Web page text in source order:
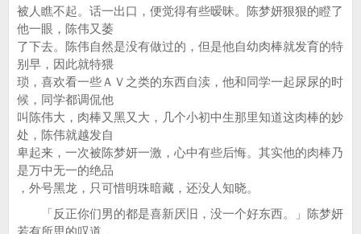
被人瞧不起。话一出口，便觉得有些暧昧。陈梦妍狠狠的瞪了
他一眼，陈伟又萎
了下去。陈伟自然是没有做过的，但是他自幼肉棒就发育的特
别早，因此就特猥
琐，喜欢看一些ＡＶ之类的东西自渎，他和同学一起尿尿的时
候，同学都调侃他
叫陈伟大，肉棒又黑又大，几个小初中生那里知道这肉棒的妙
处，陈伟就越发自
卑起来，一次被陈梦妍一激，心中有些后悔。其实他的肉棒乃
是万中无一的绝品
，外号黑龙，只可惜明珠暗藏，还没人知晓。
「反正你们男的都是喜新厌旧，没一个好东西。」陈梦妍
若有所思的叹道，